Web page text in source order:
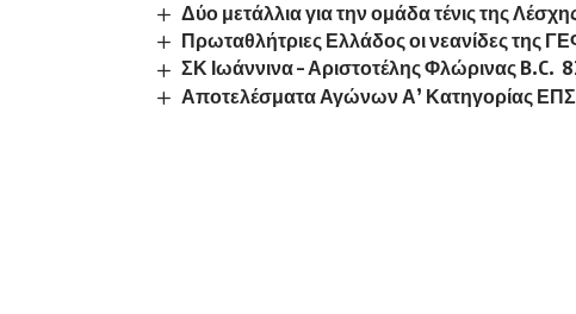
Δύο μετάλλια για την ομάδα τένις της
Πρωταθλήτριες Ελλάδος οι νεανίδες της
ΣΚ Ιωάννινα – Αριστοτέλης Φλώρινας B.C.
Αποτελέσματα Αγώνων Α’ Κατηγορίας